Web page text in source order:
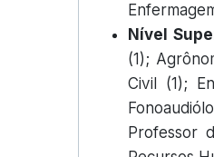
Nível
(1);
Civil (1);
Professor